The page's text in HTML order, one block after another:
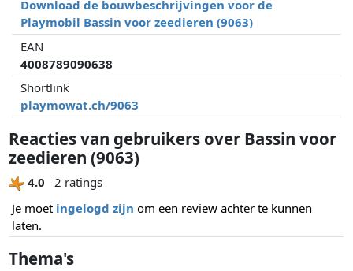
Download de bouwbeschrijvingen voor de
Playmobil Bassin voor zeedieren (9063)
EAN
4008789090638
Shortlink
playmowat.ch/9063
Reacties van gebruikers over Bassin voor
zeedieren (9063)
4.0
2 ratings
Je moet ingelogd zijn om een review achter te kunnen
laten.
Thema's